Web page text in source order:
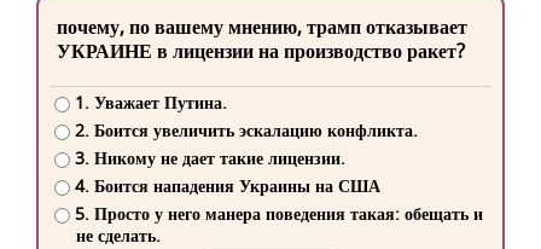
почему, по вашему мнению, трамп отказывает
УКРАИНЕ в лицензии на производство ракет?
1. Уважает Путина.
2. Боится увеличить эскалацию конфликта.
3. Никому не дает такие лицензии.
4. Боится нападения Украины на США
5. Просто у него манера поведения такая: обещать и
не сделать.